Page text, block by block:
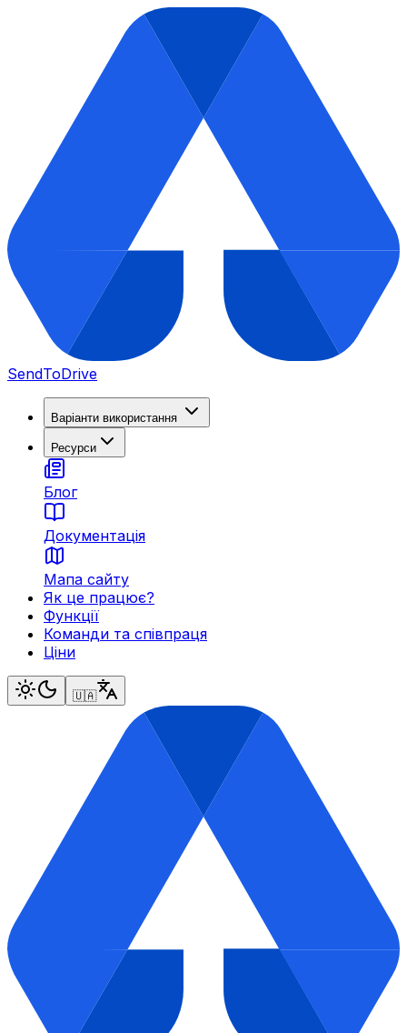
SendToDrive
Варіанти використання
Ресурси
Блог
Документація
Мапа сайту
Як це працює?
Функції
Команди та співпраця
Ціни
🇺🇦